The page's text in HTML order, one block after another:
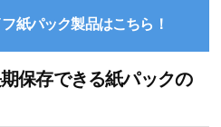
紙パック製品はこちら！
保存できる紙パックの